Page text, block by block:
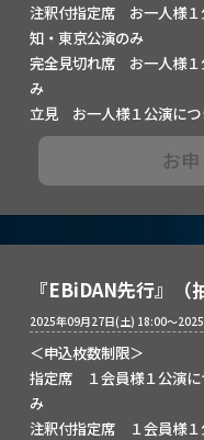
注釈付指定席 お一人様
知・東京公演のみ
完全見切れ席 お一人様
み
立見 お一人様１公演に
お
『EBiDAN先行』（
2025年09月27日(土) 18:00～
＜申込枚数制限＞
指定席 １会員様１公演
み
注釈付指定席 １会員様